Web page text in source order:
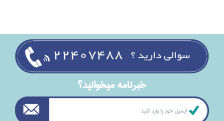
خبرنامه ميخوانيد؟